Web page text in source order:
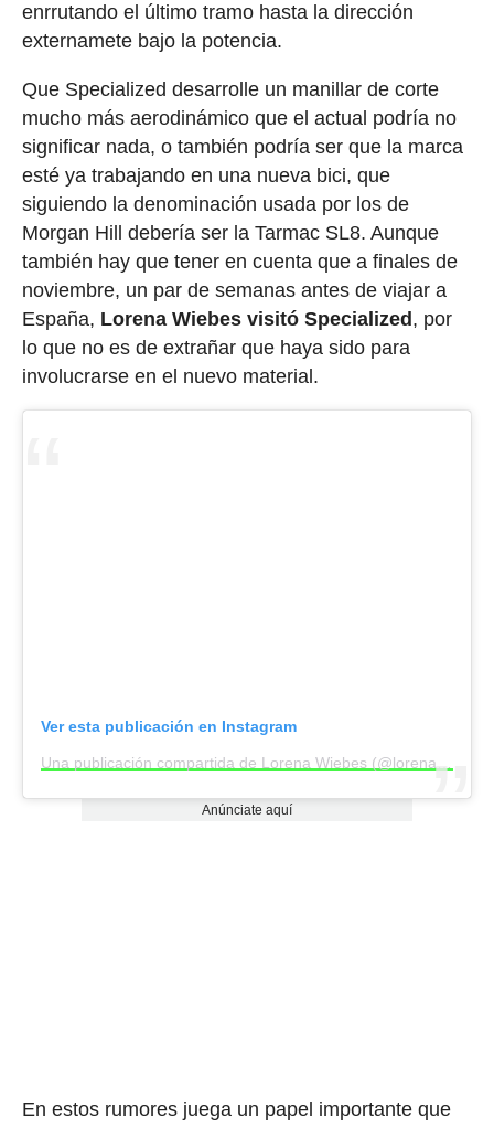
enrrutando el último tramo hasta la dirección
externamete bajo la potencia.
Que Specialized desarrolle un manillar de corte
mucho más aerodinámico que el actual podría no
significar nada, o también podría ser que la marca
esté ya trabajando en una nueva bici, que
siguiendo la denominación usada por los de
Morgan Hill debería ser la Tarmac SL8. Aunque
también hay que tener en cuenta que a finales de
noviembre, un par de semanas antes de viajar a
España, Lorena Wiebes visitó Specialized , por
lo que no es de extrañar que haya sido para
involucrarse en el nuevo material.
Ver esta publicación en Instagram
Anúnciate aquí
En estos rumores juega un papel importante que